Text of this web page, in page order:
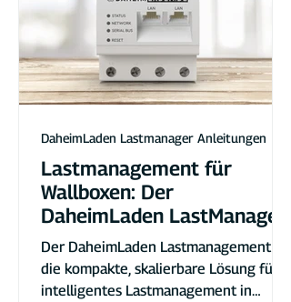
Lastmanagement für
Wallboxen: Der
DaheimLaden LastManager
Der DaheimLaden Lastmanagement ist
die kompakte, skalierbare Lösung für
intelligentes Lastmanagement in
DaheimLaden Lastmanager Anleitungen